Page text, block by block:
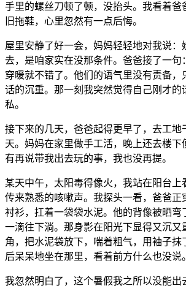
手里的螺丝刀顿了顿，没抬头。我看着爸
旧拖鞋，心里忽然有一点后悔。
屋里安静了好一会，妈妈轻轻地对我说：
去，是咱家实在没那条件。爸爸接了一句
穿暖就不错了。他们的语气里没有责备，
话的沉重。那一刻我突然觉得自己刚才的
私。
接下来的几天，爸爸起得更早了，去工地
天。妈妈在家里做手工活，晚上还去楼下
有再说带我出去玩的事，我也没再提。
某天中午，太阳毒得像火，我站在阳台上
传来熟悉的咳嗽声。我探头一看，爸爸正
衬衫，扛着一袋袋水泥。他的背像被晒弯
一滴往下淌。那身影在阳光下显得又沉又
角，把水泥袋放下，喘着粗气，用袖子抹
后呆呆地坐在那里，看着前方什么也没说。
我忽然明白了，这个暑假我之所以没能出